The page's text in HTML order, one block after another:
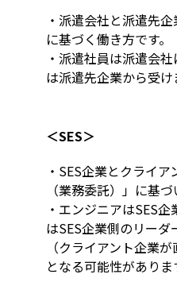
・派遣会社と派遣先
に基づく働き方です。
・派遣社員は派遣会
は派遣先企業から受け
＜SES＞
・SES企業とクライ
（業務委託）」に基
・エンジニアはSES
はSES企業側のリーダ
（クライアント企業
となる可能性がありま